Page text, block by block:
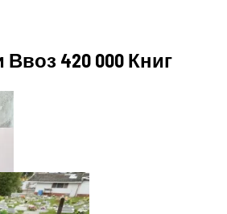
420 000 Книг